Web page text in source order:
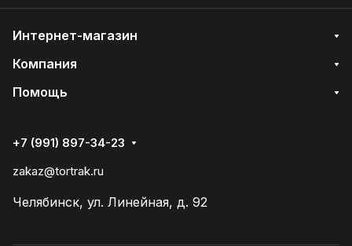
Интернет-магазин
Компания
Помощь
+7 (991) 897-34-23
zakaz@tortrak.ru
Челябинск, ул. Линейная, д. 92